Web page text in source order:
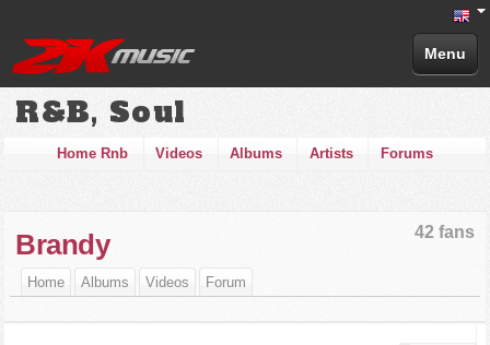
Menu
R&B, Soul
Home Rnb Videos Albums Artists Forums
42 fans
Brandy
Home Albums Videos Forum